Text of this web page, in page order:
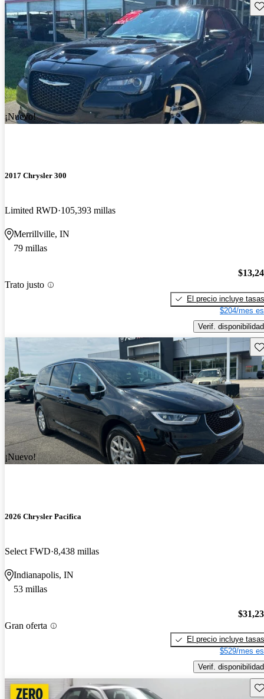
¡Nuevo!
2017 Chrysler 300
Limited RWD 105,393 millas
Merrillville, IN
79 millas
Trato justo
El precio incluye tasas
$204/mes
Verif. disponibilidad
¡Nuevo!
2026 Chrysler Pacifica
Select FWD 8,438 millas
Indianapolis, IN
53 millas
Gran oferta
El precio incluye tasas
$529/mes
Verif. disponibilidad